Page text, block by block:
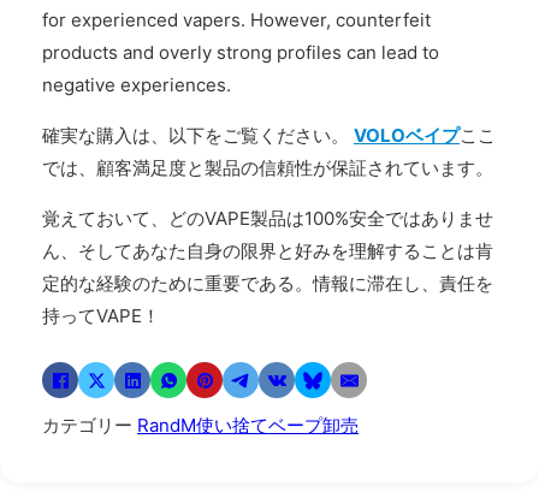
for experienced vapers. However, counterfeit
products and overly strong profiles can lead to
negative experiences.
確実な購入は、以下をご覧ください。 VOLOベイプここ
では、顧客満足度と製品の信頼性が保証されています。
覚えておいて、どのVAPE製品は100%安全ではありませ
ん、そしてあなた自身の限界と好みを理解することは肯
定的な経験のために重要である。情報に滞在し、責任を
持ってVAPE！
カテゴリー RandM使い捨てベープ卸売